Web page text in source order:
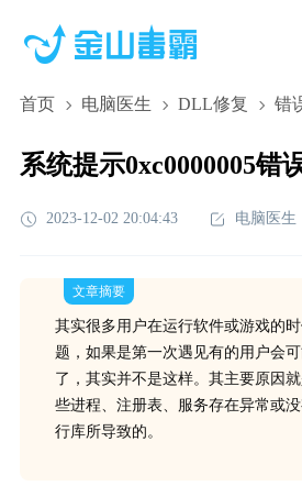
首页 电脑医生 DLL修复 错
系统提示0xc0000005错
2023-12-02 20:04:43 电脑医生
文章摘要
其实很多用户在运行软件或游戏的
题，如果是第一次遇见有的用户会
了，其实并不是这样。其主要原因
些进程、注册表、服务存在异常或
行库所导致的。